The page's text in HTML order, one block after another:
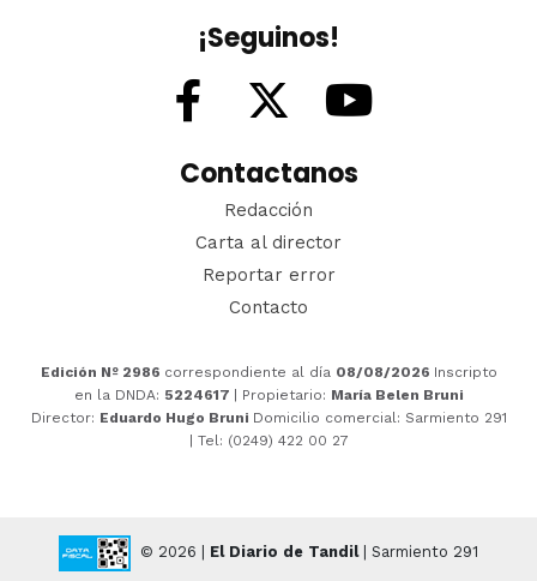
¡Seguinos!
Contactanos
Redacción
Carta al director
Reportar error
Contacto
Edición Nº 2986 correspondiente al día 08/08/2026 Inscripto
en la DNDA: 5224617 | Propietario: María Belen Bruni
Director: Eduardo Hugo Bruni Domicilio comercial: Sarmiento 291
| Tel: (0249) 422 00 27
© 2026 | El Diario de Tandil| Sarmiento 291